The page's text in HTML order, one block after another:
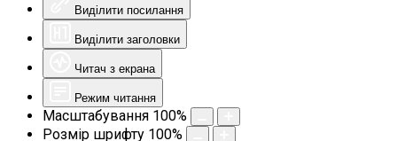
Виділити посилання
Виділити заголовки
Читач з екрана
Режим читання
Масштабування 100%
Розмір шрифту 100%